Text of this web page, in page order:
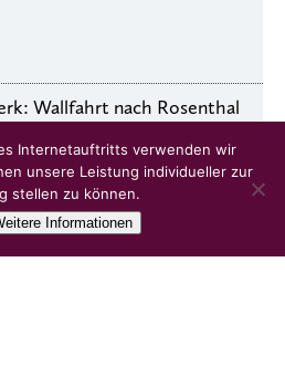
Wallfahrt nach Rosenthal
Internetauftritts verwenden wir
unsere Leistung individueller zur
stellen zu können.
Informationen